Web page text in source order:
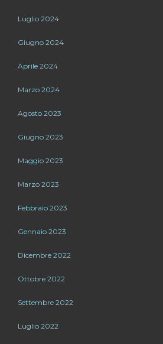
Luglio 2024
Giugno 2024
Aprile 2024
Marzo 2024
Agosto 2023
Giugno 2023
Maggio 2023
Marzo 2023
Febbraio 2023
Gennaio 2023
Dicembre 2022
Ottobre 2022
Settembre 2022
Luglio 2022